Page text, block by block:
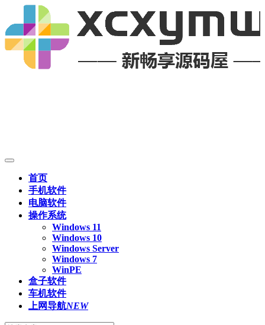
首页
手机软件
电脑软件
操作系统
Windows 11
Windows 10
Windows Server
Windows 7
WinPE
盒子软件
车机软件
上网导航NEW